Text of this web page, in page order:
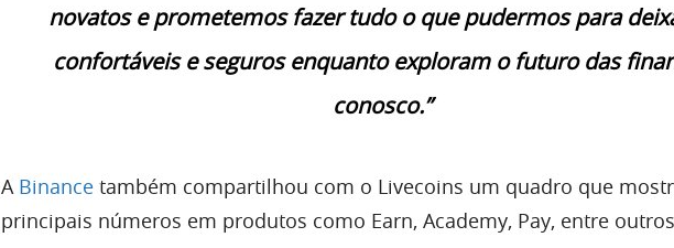
novatos e prometemos fazer tudo o que pudermos para
confortáveis e seguros enquanto exploram o futuro das
conosco.”
A Binance também compartilhou com o Livecoins um quadro que
principais números em produtos como Earn, Academy, Pay, entre